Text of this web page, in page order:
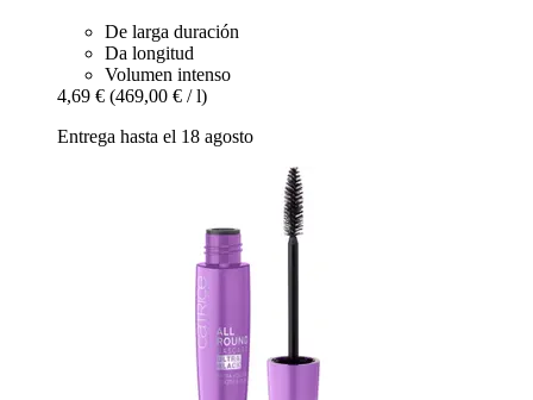
De larga duración
Da longitud
Volumen intenso
4,69 € (469,00 € / l)
Entrega hasta el 18 agosto